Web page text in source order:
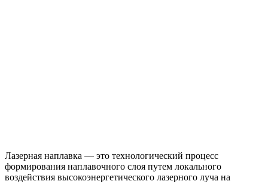
Лазерная наплавка — это технологический процесс
формирования наплавочного слоя путем локального
воздействия высокоэнергетического лазерного луча на